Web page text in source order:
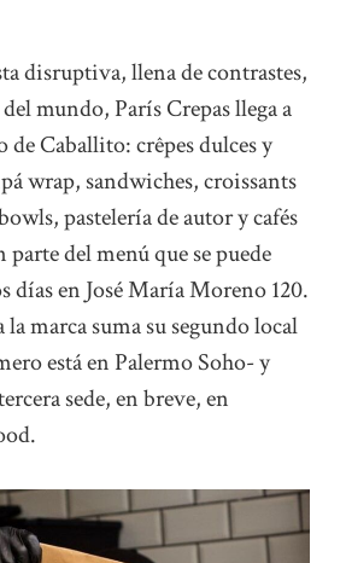
disruptiva, llena de contrastes,
mundo, París Crepas llega a
Caballito: crêpes dulces y
wrap, sandwiches, croissants
pastelería de autor y cafés
parte del menú que se puede
días en José María Moreno 120.
marca suma su segundo local
está en Palermo Soho- y
sede, en breve, en